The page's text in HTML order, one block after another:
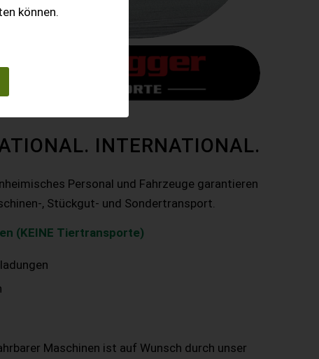
können.
INTERNATIONAL.
Personal und Fahrzeuge garantieren
, Stückgut- und Sondertransport.
(KEINE Tiertransporte)
Maschinen ist auf Wunsch durch unser